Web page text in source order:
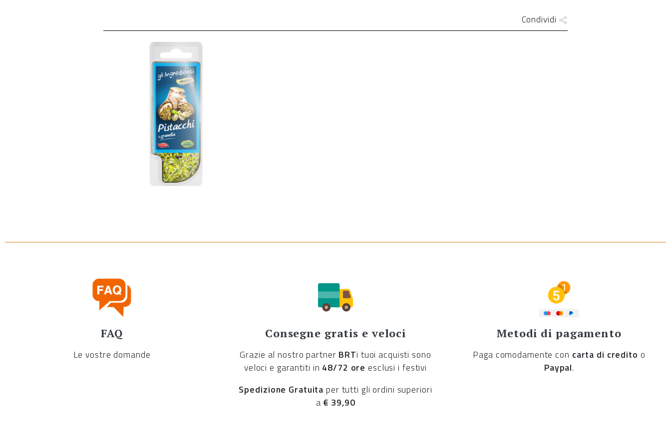
Condividi
FAQ
Le vostre domande
Consegne gratis e veloci
Grazie al nostro partner BRTi tuoi acquisti sono
veloci e garantiti in 48/72 ore esclusi i festivi
Spedizione Gratuita per tutti gli ordini superiori
a € 39,90
Metodi di pagamento
Paga comodamente con carta di credito o
Paypal.